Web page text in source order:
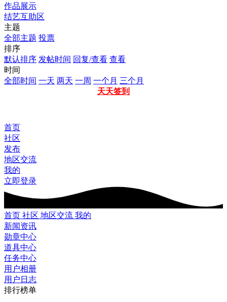
作品展示
结艺互助区
主题
全部主题 投票
排序
默认排序 发帖时间 回复/查看 查看
时间
全部时间 一天 两天 一周 一个月 三个月
天天签到
首页
社区
发布
地区交流
我的
立即登录
首页 社区 地区交流 我的
新闻资讯
勋章中心
道具中心
任务中心
用户相册
用户日志
排行榜单